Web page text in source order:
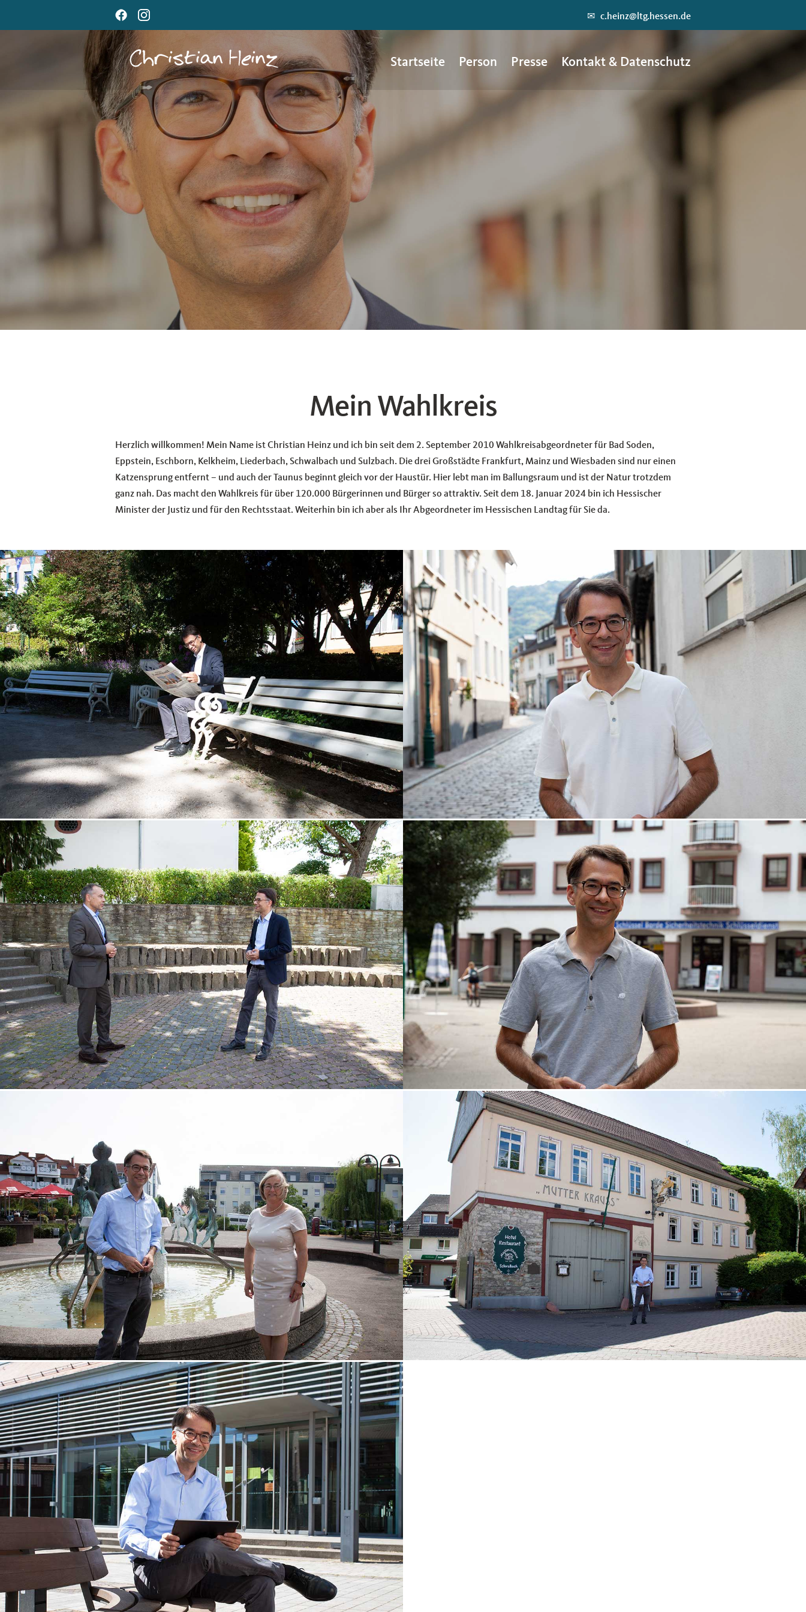
✉c.heinz@ltg.hessen.de
Startseite Person Presse Kontakt & Datenschutz
Mein Wahlkreis
Herzlich willkommen! Mein Name ist Christian Heinz und ich bin seit dem 2. September 2010 Wahlkreisabgeordneter für Bad Soden,
Eppstein, Eschborn, Kelkheim, Liederbach, Schwalbach und Sulzbach. Die drei Großstädte Frankfurt, Mainz und Wiesbaden sind nur einen
Katzensprung entfernt – und auch der Taunus beginnt gleich vor der Haustür. Hier lebt man im Ballungsraum und ist der Natur trotzdem
ganz nah. Das macht den Wahlkreis für über 120.000 Bürgerinnen und Bürger so attraktiv. Seit dem 18. Januar 2024 bin ich Hessischer
Minister der Justiz und für den Rechtsstaat. Weiterhin bin ich aber als Ihr Abgeordneter im Hessischen Landtag für Sie da.